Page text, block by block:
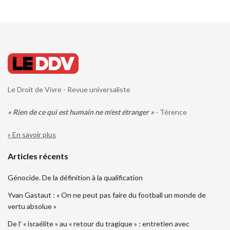
Le Droit de Vivre - Revue universaliste
« Rien de ce qui est humain ne m'est étranger » - Térence
» En savoir plus
Articles récents
Génocide. De la définition à la qualification
Yvan Gastaut : « On ne peut pas faire du football un monde de
vertu absolue »
De l’ « israélite » au « retour du tragique » : entretien avec